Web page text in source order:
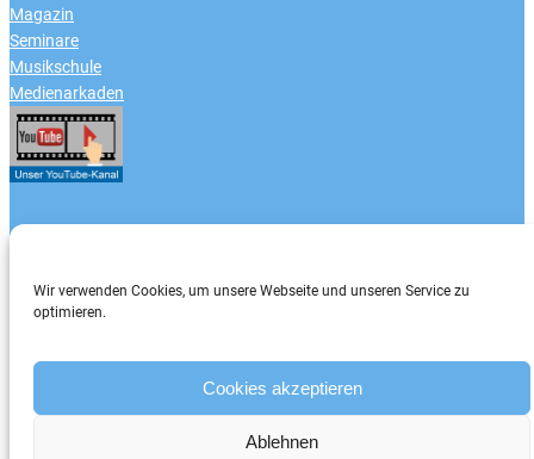
Wir verwenden Cookies, um unsere Webseite und unseren Service zu
optimieren.
Cookies akzeptieren
Ablehnen
Magazin
Seminare
Musikschule
Medienarkaden